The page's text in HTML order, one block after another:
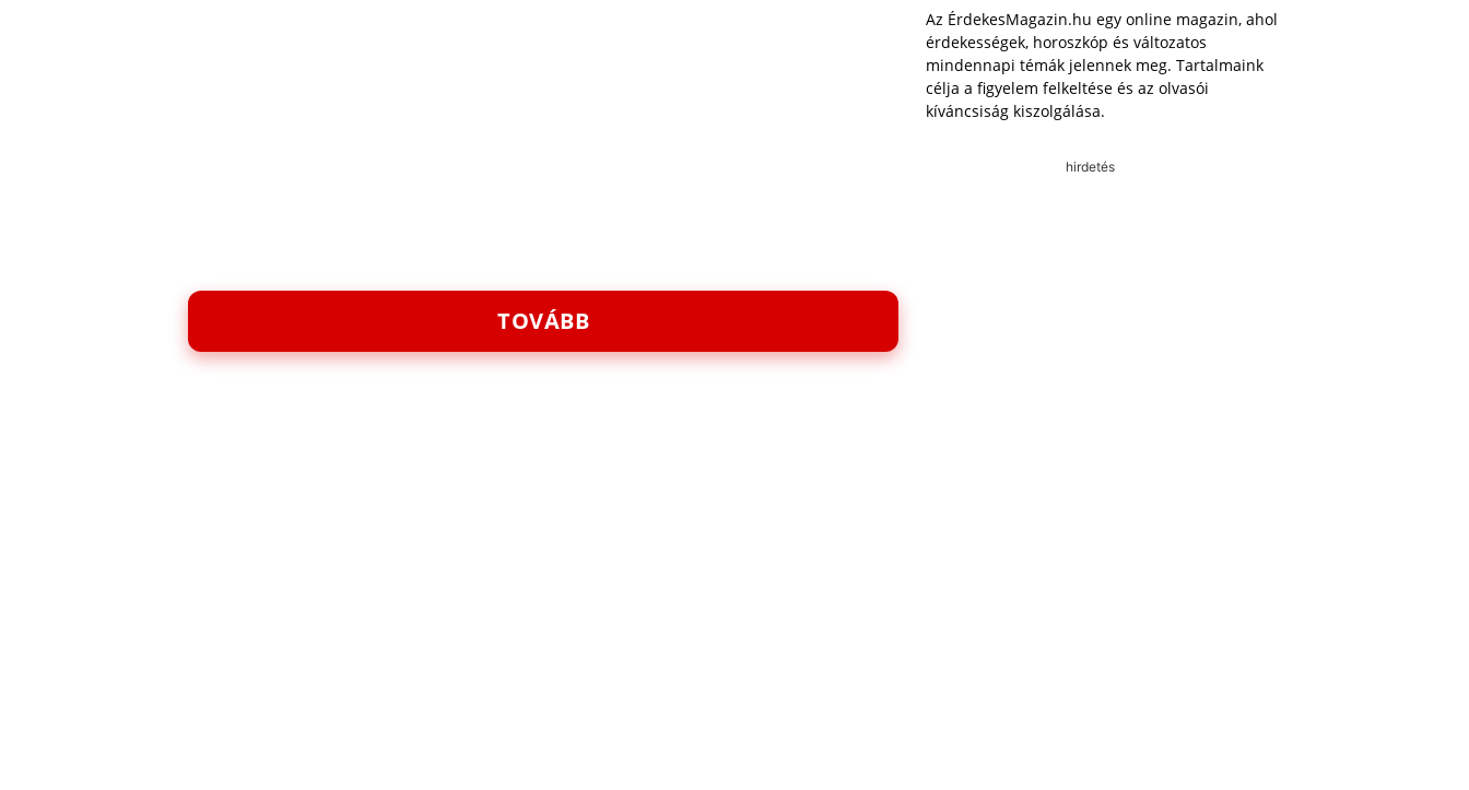
TOVÁBB
Az ÉrdekesMagazin.hu egy online magazin, ahol
érdekességek, horoszkóp és változatos
mindennapi témák jelennek meg. Tartalmaink
célja a figyelem felkeltése és az olvasói
kíváncsiság kiszolgálása.
hirdetés